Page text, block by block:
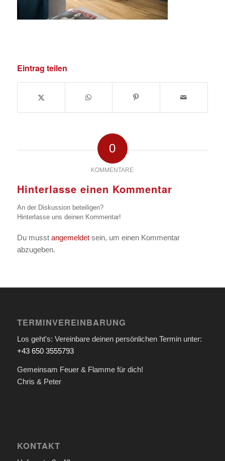
Eintrag teilen
0
KOMMENTARE
Hinterlasse einen Kommentar
An der Diskussion beteiligen?
Hinterlasse uns deinen Kommentar!
Du musst angemeldetsein, um einen Kommentar
abzugeben.
TERMINVEREINBARUNG
Los geht's: Vereinbare deinen persönlichen Termin unter:
+43 650 3555793
Gemeinsam Feuer & Flamme für dich!
Chris & Peter
KONTAKT